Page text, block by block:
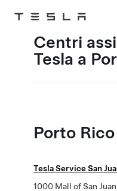
Tesla
Centri
Tesla a
Porto Rico
Tesla Service San
1000 Mall of San